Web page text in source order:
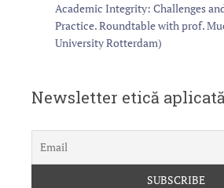
Academic Integrity: Challenges
Practice. Roundtable with prof.
University Rotterdam)
Newsletter etică aplicată